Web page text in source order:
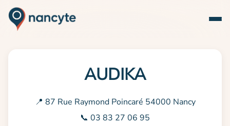
AUDIKA
📍 87 Rue Raymond Poincaré 54000 Nancy
📞 03 83 27 06 95